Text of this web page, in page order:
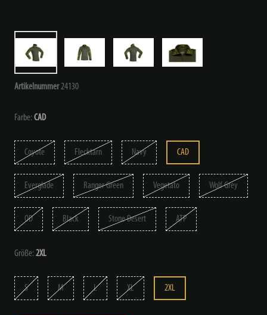
Artikelnummer24130
Farbe: CAD
Coyote Flecktarn Navy CAD
Everglade Ranger Green Vegetato Wolf Grey
OD Black Stone Desert ATP
Größe: 2XL
S M L XL 2XL